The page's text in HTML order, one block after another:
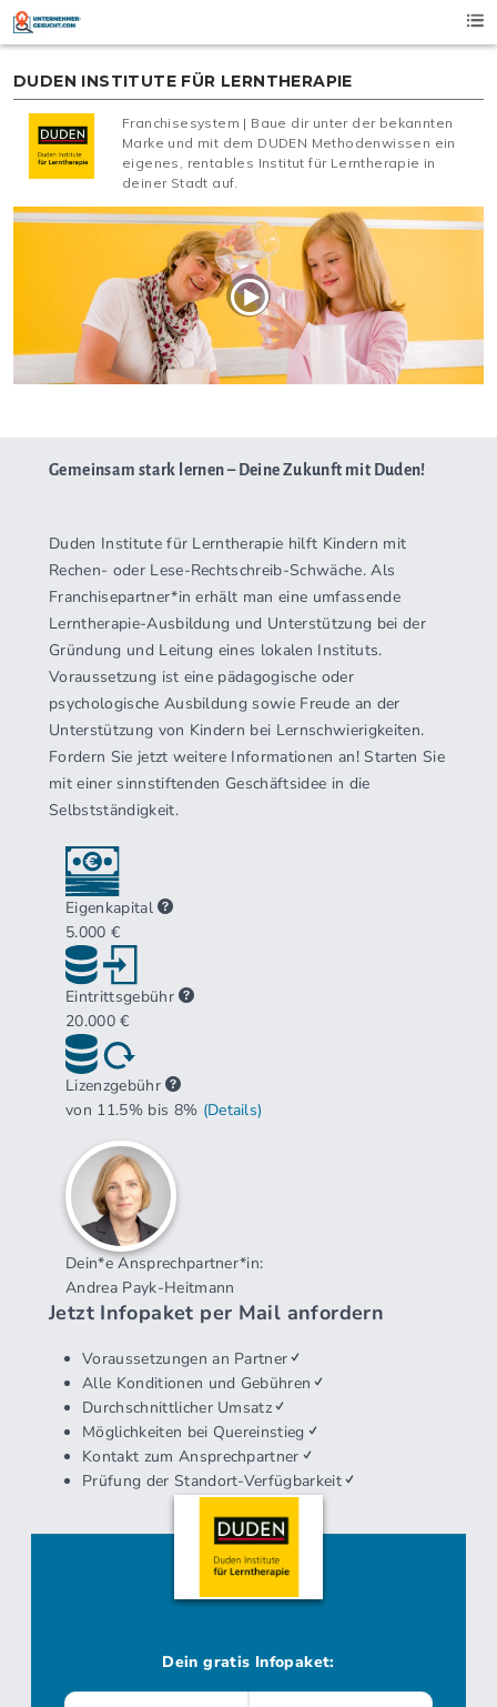
Skip
content
DUDEN INSTITUTE FÜR LERNTHERAPIE
Franchisesystem | Baue dir unter der bekannten
Marke und mit dem DUDEN Methodenwissen ein
eigenes, rentables Institut für Lerntherapie in
deiner Stadt auf.